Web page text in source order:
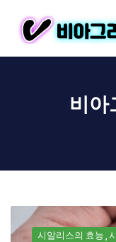
비아
시알리스의 효능